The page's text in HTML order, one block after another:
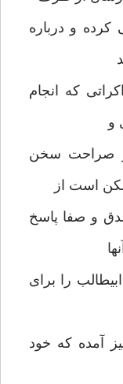
کرده و درباره
که انجام
و
و صراحت سخن
است از
و صفا پاسخ
را برای
آمده که خود